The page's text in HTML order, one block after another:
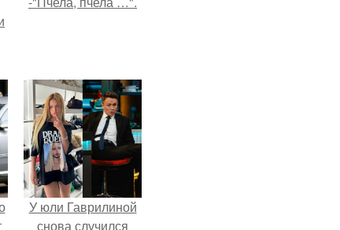
У юли Гаврилиной
снова случился